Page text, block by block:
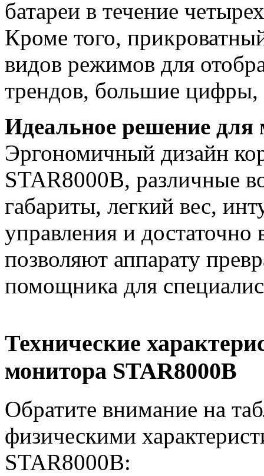
батареи в течение
Кроме того,
видов режимов для
трендов, большие цифры,
Идеальное решение
Эргономичный дизайн
STAR8000B, различные
габариты, легкий вес,
управления и достаточно
позволяют аппарату
помощника для
Технические
монитора STAR8000B
Обратите внимание на
физическими
STAR8000B: